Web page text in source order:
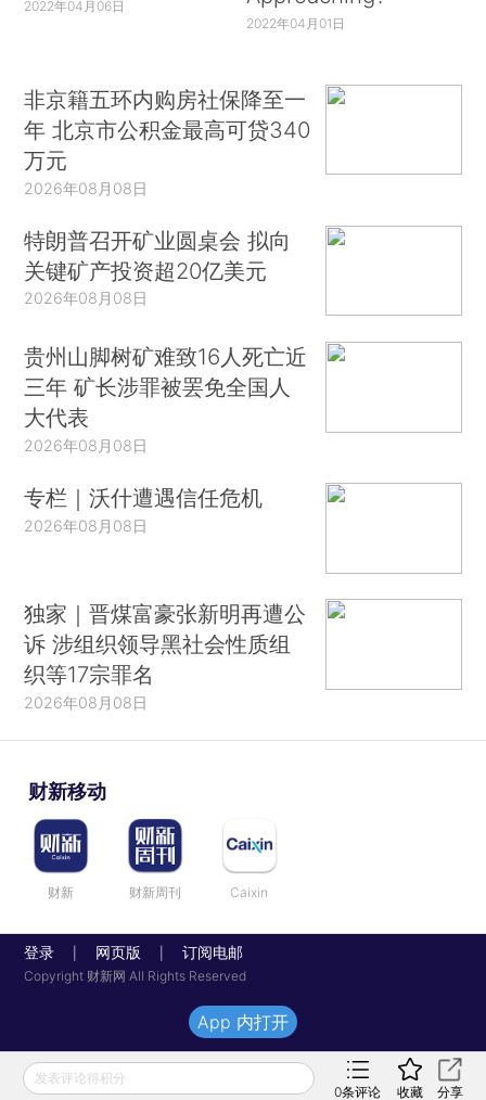
2022年04月06日
2022年04月01日
非京籍五环内购房社保降至一
年 北京市公积金最高可贷340
万元
2026年08月08日
特朗普召开矿业圆桌会 拟向
关键矿产投资超20亿美元
2026年08月08日
贵州山脚树矿难致16人死亡近
三年 矿长涉罪被罢免全国人
大代表
2026年08月08日
专栏｜沃什遭遇信任危机
2026年08月08日
独家｜晋煤富豪张新明再遭公
诉 涉组织领导黑社会性质组
织等17宗罪名
2026年08月08日
财新移动
财新 财新周刊 Caixin
登录 网页版 订阅电邮
Copyright 财新网 All Rights Reserved
发表评论得积分
0条评论 收藏 分享
App 内打开